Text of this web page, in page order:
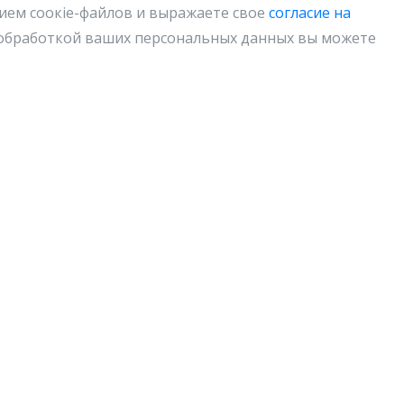
соокіе-файлов и выражаете свое согласие на
ваших персональных данных вы можете